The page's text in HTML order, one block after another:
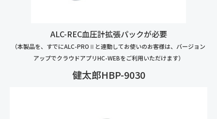
ALC-REC血圧計拡張パックが必要
（本製品を、すでにALC-PROⅡと連動してお使いのお客様は、バージョン
アップでクラウドアプリHC-WEBをご利用いただけます）
健太郎HBP-9030